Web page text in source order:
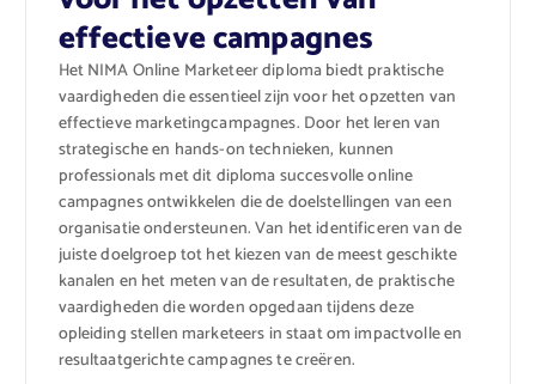
effectieve campagnes
Het NIMA Online Marketeer diploma biedt praktische
vaardigheden die essentieel zijn voor het opzetten van
effectieve marketingcampagnes. Door het leren van
strategische en hands-on technieken, kunnen
professionals met dit diploma succesvolle online
campagnes ontwikkelen die de doelstellingen van een
organisatie ondersteunen. Van het identificeren van de
juiste doelgroep tot het kiezen van de meest geschikte
kanalen en het meten van de resultaten, de praktische
vaardigheden die worden opgedaan tijdens deze
opleiding stellen marketeers in staat om impactvolle en
resultaatgerichte campagnes te creëren.